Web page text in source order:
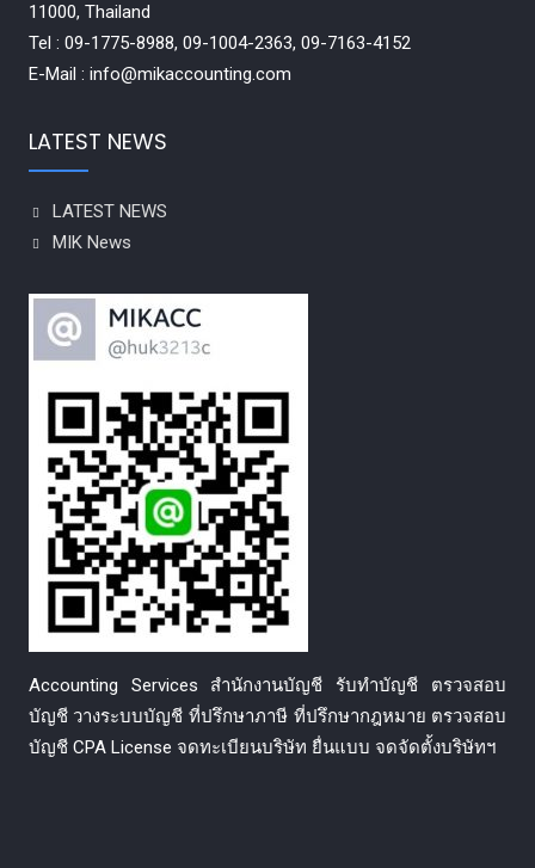
11000, Thailand
Tel : 09-1775-8988, 09-1004-2363, 09-7163-4152
E-Mail : info@mikaccounting.com
LATEST NEWS
LATEST NEWS
MIK News
Accounting Services สำนักงานบัญชี รับทำบัญชี ตรวจสอบ
บัญชี วางระบบบัญชี ที่ปรึกษาภาษี ที่ปรึกษากฎหมาย ตรวจสอบ
บัญชี CPA License จดทะเบียนบริษัท ยื่นแบบ จดจัดตั้งบริษัทฯ